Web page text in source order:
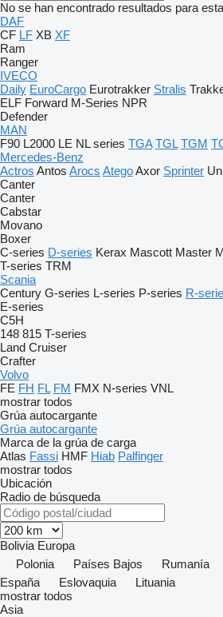
No se han encontrado resultados para
DAF
CF LF XB XF
Ram
Ranger
IVECO
Daily EuroCargo Eurotrakker Stralis
ELF Forward M-Series NPR
Defender
MAN
F90 L2000 LE NL series TGA TGL TGM
Mercedes-Benz
Actros Antos Arocs AtegoAxor Sprinter
Canter
Canter
Cabstar
Movano
Boxer
C-series D-series Kerax Mascott Master
T-series TRM
Scania
Century G-series L-series P-series R-
E-series
C5H
148 815 T-series
Land Cruiser
Crafter
Volvo
FE FH FL FM FMX N-series VNL
mostrar todos
Grúa autocargante
Grúa autocargante
Marca de la grúa de carga
Atlas Fassi HMF Hiab Palfinger
mostrar todos
Ubicación
Radio de búsqueda
Bolivia Europa
Polonia
Países Bajos Rumanía
España
Eslovaquia
Lituania
mostrar todos
Asia